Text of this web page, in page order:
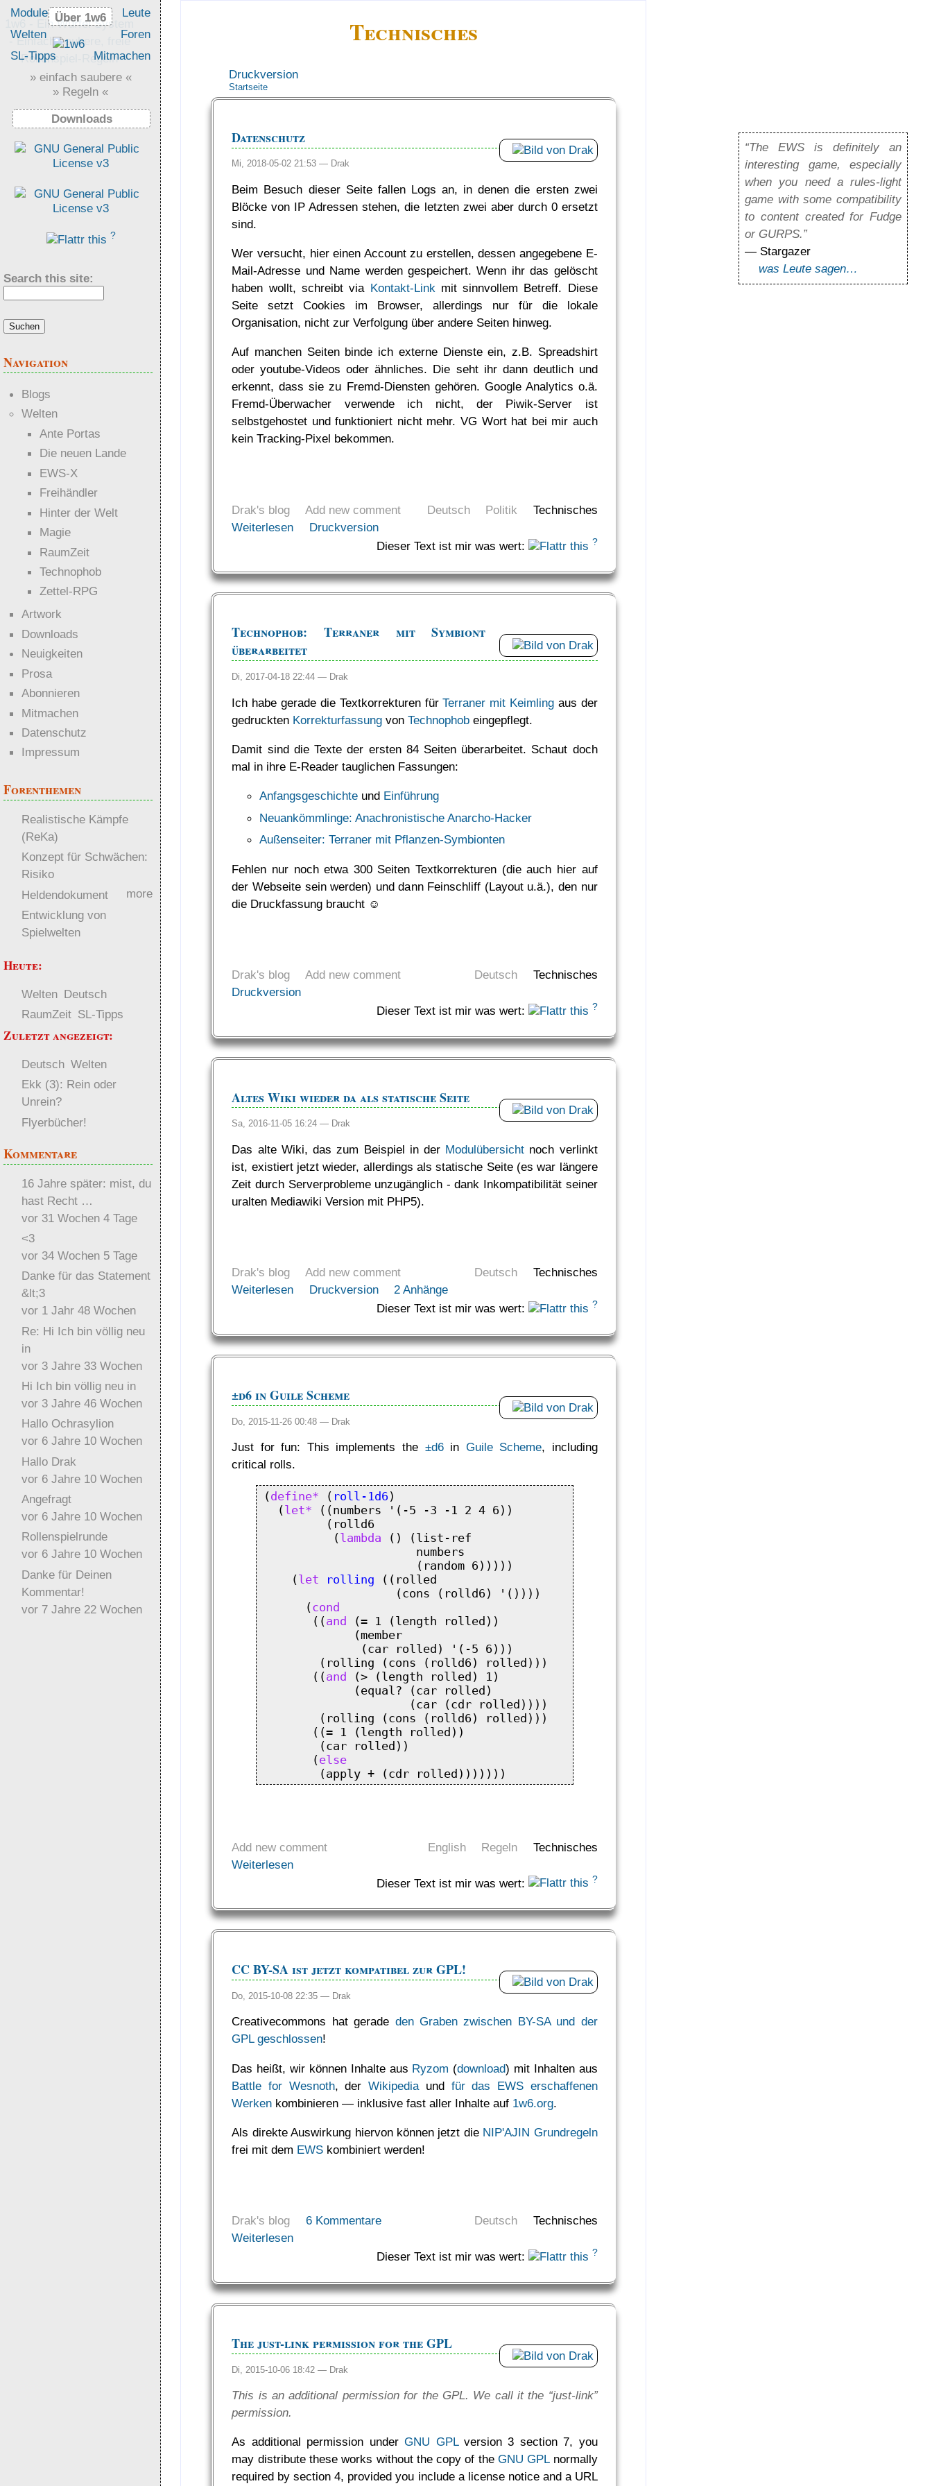
1w6 - Ein Würfel System
- Einfach saubere, freie
Rollenspiel-Regeln
Technisches
Druckversion
Startseite
Datenschutz
Mi, 2018-05-02 21:53 — Drak
Beim Besuch dieser Seite fallen Logs an, in denen die ersten zwei
Blöcke von IP Adressen stehen, die letzten zwei aber durch 0 ersetzt
sind.
Wer versucht, hier einen Account zu erstellen, dessen angegebene E-
Mail-Adresse und Name werden gespeichert. Wenn ihr das gelöscht
haben wollt, schreibt via Kontakt-Linkmit sinnvollem Betreff. Diese
Seite setzt Cookies im Browser, allerdings nur für die lokale
Organisation, nicht zur Verfolgung über andere Seiten hinweg.
Auf manchen Seiten binde ich externe Dienste ein, z.B. Spreadshirt
oder youtube-Videos oder ähnliches. Die seht ihr dann deutlich und
erkennt, dass sie zu Fremd-Diensten gehören. Google Analytics o.ä.
Fremd-Überwacher verwende ich nicht, der Piwik-Server ist
selbstgehostet und funktioniert nicht mehr. VG Wort hat bei mir auch
kein Tracking-Pixel bekommen.
Deutsch Politik Technisches
Drak's blog
Add new comment
Weiterlesen
Druckversion
Dieser Text ist mir was wert:
?
Technophob: Terraner mit Symbiont
überarbeitet
Di, 2017-04-18 22:44 — Drak
Ich habe gerade die Textkorrekturen fürTerraner mit Keimling aus der
gedruckten Korrekturfassung vonTechnophob eingepflegt.
Damit sind die Texte der ersten 84 Seiten überarbeitet. Schaut doch
mal in ihre E-Reader tauglichen Fassungen:
Anfangsgeschichte und Einführung
Neuankömmlinge: Anachronistische Anarcho-Hacker
Außenseiter: Terraner mit Pflanzen-Symbionten
Fehlen nur noch etwa 300 Seiten Textkorrekturen (die auch hier auf
der Webseite sein werden) und dann Feinschliff (Layout u.ä.), den nur
die Druckfassung braucht ☺
Deutsch Technisches
Drak's blog
Add new comment
Druckversion
Dieser Text ist mir was wert:
?
Altes Wiki wieder da als statische Seite
Sa, 2016-11-05 16:24 — Drak
Das alte Wiki, das zum Beispiel in der Modulübersicht noch verlinkt
ist, existiert jetzt wieder, allerdings als statische Seite (es war längere
Zeit durch Serverprobleme unzugänglich - dank Inkompatibilität seiner
uralten Mediawiki Version mit PHP5).
Deutsch Technisches
Drak's blog
Add new comment
Weiterlesen
Druckversion
2 Anhänge
Dieser Text ist mir was wert:
?
±d6 in Guile Scheme
Do, 2015-11-26 00:48 — Drak
Just for fun: This implements the ±d6in Guile Scheme, including
critical rolls.
(define* ( roll-1d6 )
  (
let* ((numbers '(-5 -3 -1 2 4 6))
         (rolld6
          (
lambda () (list-ref
                      numbers
                      (random 6)))))
    (
let rolling ((rolled
                   (cons (rolld6) '())))
      (
cond
       ((
and (= 1 (length rolled))
             (member
              (car rolled) '(-5 6)))
        (rolling (cons (rolld6) rolled)))
       ((
and (> (length rolled) 1)
             (equal? (car rolled)
                     (car (cdr rolled))))
        (rolling (cons (rolld6) rolled)))
       ((= 1 (length rolled))
        (car rolled))
       (
else
English Regeln Technisches
Add new comment
Weiterlesen
Dieser Text ist mir was wert:
?
CC BY-SA ist jetzt kompatibel zur GPL!
Do, 2015-10-08 22:35 — Drak
Creativecommons hat gerade den Graben zwischen BY-SA und der
GPL geschlossen!
Das heißt, wir können Inhalte aus Ryzom (download) mit Inhalten aus
Battle for Wesnoth, derWikipedia und für das EWS erschaffenen
Werken kombinieren — inklusive fast aller Inhalte auf 1w6.org.
Als direkte Auswirkung hiervon können jetzt die NIP'AJIN Grundregeln
frei mit dem EWS kombiniert werden!
Deutsch Technisches
Drak's blog
6 Kommentare
Weiterlesen
Dieser Text ist mir was wert:
?
The just-link permission for the GPL
Di, 2015-10-06 18:42 — Drak
This is an additional permission for the GPL. We call it the “just-link”
permission.
As additional permission underGNU GPLversion 3 section 7, you
may distribute these works without the copy of theGNU GPLnormally
required by section 4, provided you include a license notice and a URL
Über 1w6
Module
Leute
Welten
Foren
SL-Tipps
Mitmachen
» einfach saubere «
» Regeln «
Über 1w6
Downloads
?
Search this site:
Navigation
Blogs
Welten
Ante Portas
Die neuen Lande
EWS-X
Freihändler
Hinter der Welt
Magie
RaumZeit
Technophob
Zettel-RPG
Artwork
Downloads
Neuigkeiten
Prosa
Abonnieren
Mitmachen
Datenschutz
Impressum
Forenthemen
Realistische Kämpfe
(ReKa)
Konzept für Schwächen:
Risiko
Heldendokument
Entwicklung von
Spielwelten
more
Heute:
Welten Deutsch
RaumZeit SL-Tipps
Zuletzt angezeigt:
Deutsch Welten
Ekk (3): Rein oder
Unrein?
Flyerbücher!
Kommentare
16 Jahre später: mist, du
hast Recht …
vor 31 Wochen 4 Tage
<3
vor 34 Wochen 5 Tage
Danke für das Statement
&lt;3
vor 1 Jahr 48 Wochen
Re: Hi Ich bin völlig neu
in
vor 3 Jahre 33 Wochen
Hi Ich bin völlig neu in
vor 3 Jahre 46 Wochen
Hallo Ochrasylion
vor 6 Jahre 10 Wochen
Hallo Drak
vor 6 Jahre 10 Wochen
Angefragt
vor 6 Jahre 10 Wochen
Rollenspielrunde
vor 6 Jahre 10 Wochen
Danke für Deinen
Kommentar!
vor 7 Jahre 22 Wochen
“The EWS is definitely an
interesting game, especially
when you need a rules-light
game with some compatibility
to content created for Fudge
or GURPS.”
— Stargazer
was Leute sagen…